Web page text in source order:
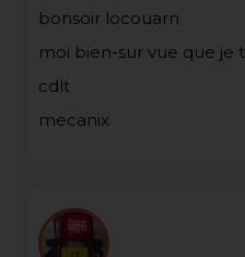
bonsoir locouarn
moi bien-sur vue que je
cdlt
mecanix